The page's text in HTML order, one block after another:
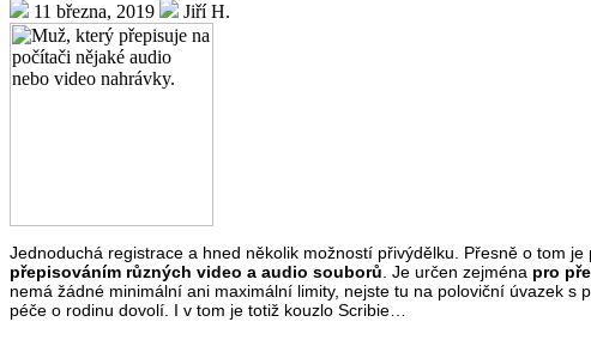
11 března, 2019 Jiří H.
Jednoduchá registrace a hned několik možností přivýdělku. Přesně o tom je
přepisováním různých video a audio souborů . Je určen zejména pro
nemá žádné minimální ani maximální limity, nejste tu na poloviční úvazek
péče o rodinu dovolí. I v tom je totiž kouzlo Scribie…